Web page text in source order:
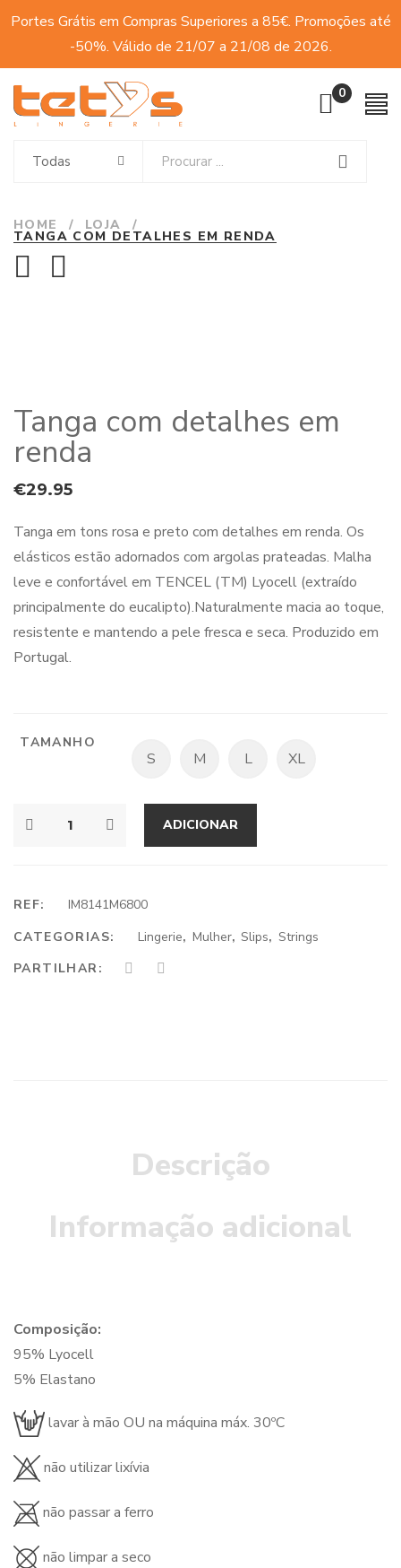
Portes Grátis em Compras Superiores a 85€. Promoções até
-50%. Válido de 21/07 a 21/08 de 2026.
0
Todas
HOME / LOJA /
TANGA COM DETALHES EM RENDA
Tanga com detalhes em
renda
€29.95
Tanga em tons rosa e preto com detalhes em renda. Os
elásticos estão adornados com argolas prateadas. Malha
leve e confortável em TENCEL (TM) Lyocell (extraído
principalmente do eucalipto).Naturalmente macia ao toque,
resistente e mantendo a pele fresca e seca. Produzido em
Portugal.
TAMANHO
S M L XL
ADICIONAR
REF:
IM8141M6800
CATEGORIAS:
Lingerie, Mulher,Slips,Strings
PARTILHAR:
Descrição
Informação adicional
Composição:
95% Lyocell
5% Elastano
lavar à mão OU na máquina máx. 30ºC
não utilizar lixívia
não passar a ferro
não limpar a seco